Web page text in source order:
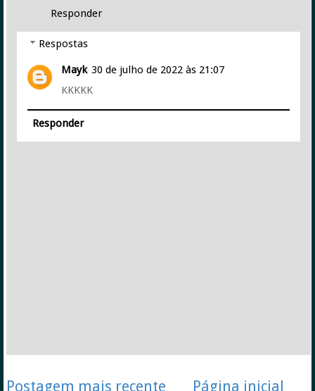
Responder
Respostas
Mayk 30 de julho de 2022 às 21:07
KKKKK
Responder
Postagem mais recente
Página inicial